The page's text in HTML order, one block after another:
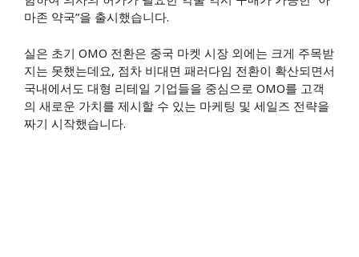
마존 약국”을 출시했습니다.
실은 초기 OMO 전환은 중국 마켓 시장 외에는 크게 주목받
지는 못했는데요, 점차 비대면 패러다임 전환이 확산되면서
국내에서도 대형 리테일 기업들을 중심으로 OMO를 고객
의 새로운 가치를 제시할 수 있는 마케팅 및 세일즈 전략을
짜기 시작했습니다.